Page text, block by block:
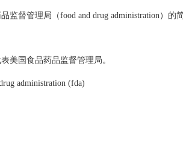
监督管理局（food and drug administration）的简
美国食品药品监督管理局。
administration (fda)